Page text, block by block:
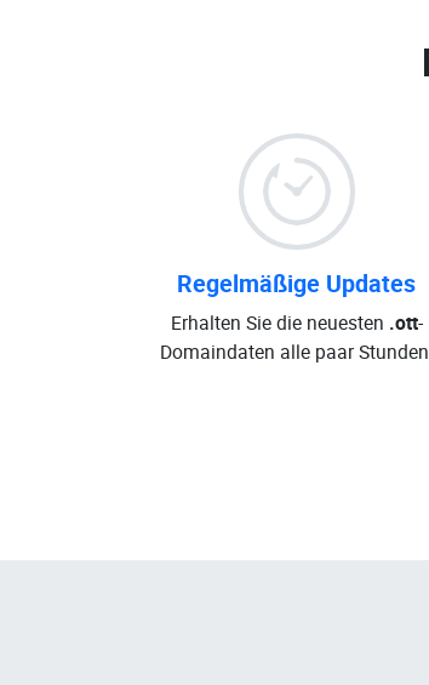
Regelmäßige Updates
Erhalten Sie die neuesten .ott-
Domaindaten alle paar